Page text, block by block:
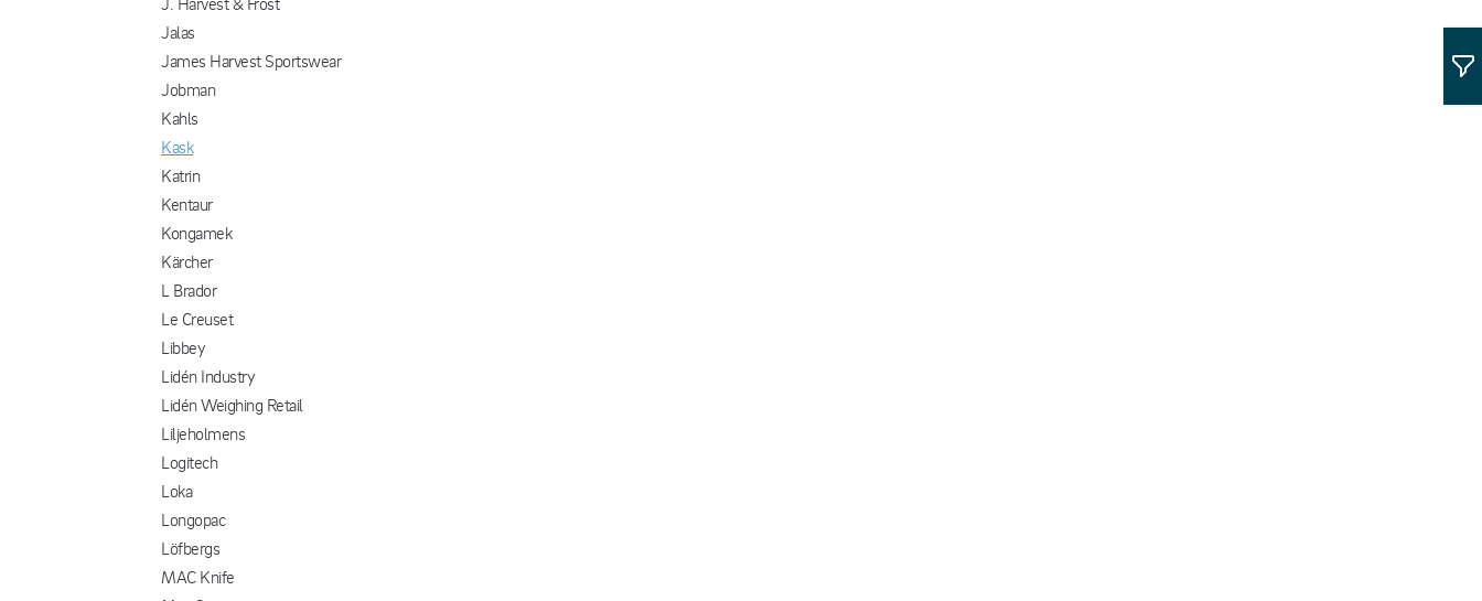
Jalas
James Harvest Sportswear
Jobman
Kahls
Kask
Katrin
Kentaur
Kongamek
Kärcher
L Brador
Le Creuset
Libbey
Lidén Industry
Lidén Weighing Retail
Liljeholmens
Logitech
Loka
Longopac
Löfbergs
MAC Knife